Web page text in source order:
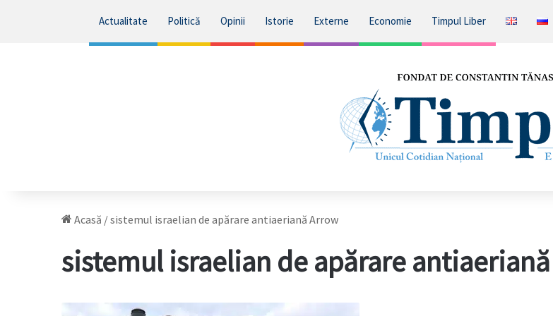
Actualitate Politică Opinii Istorie Externe Economie Timpul Liber
Acasă /sistemul israelian de apărare antiaeriană Arrow
sistemul israelian de apărare